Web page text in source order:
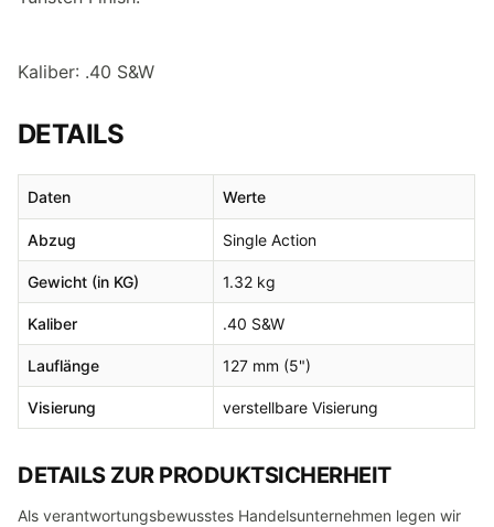
Kaliber: .40 S&W
DETAILS
Daten Werte
Abzug Single Action
Gewicht (in KG) 1.32 kg
Kaliber .40 S&W
Lauflänge 127 mm (5")
Visierung verstellbare Visierung
DETAILS ZUR PRODUKTSICHERHEIT
Als verantwortungsbewusstes Handelsunternehmen legen wir